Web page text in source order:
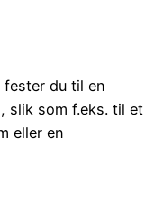
fester du til en
slik som f.eks. til et
eller en